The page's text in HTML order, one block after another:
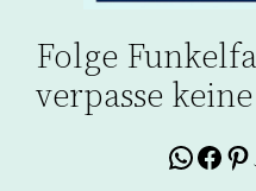
Folge
verpasse